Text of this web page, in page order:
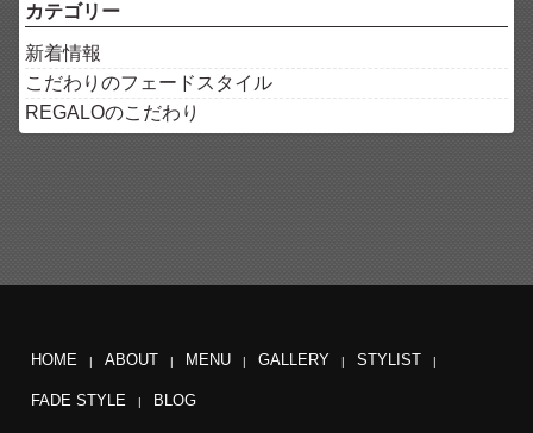
カテゴリー
新着情報
こだわりのフェードスタイル
REGALOのこだわり
HOME ABOUT MENU GALLERY STYLIST
FADE STYLE BLOG